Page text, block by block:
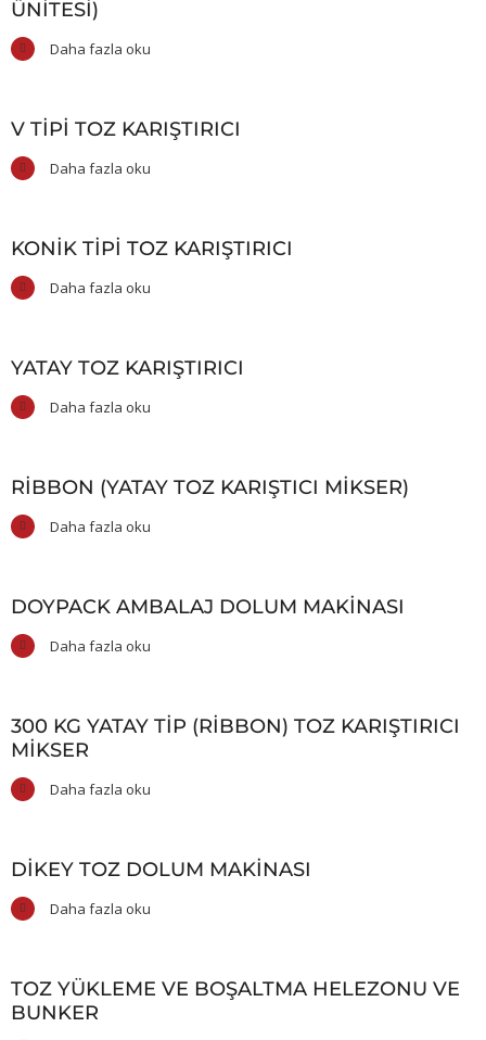
ÜNITESI)
Daha fazla oku
V TIPI TOZ KARIŞTIRICI
Daha fazla oku
KONIK TIPI TOZ KARIŞTIRICI
Daha fazla oku
YATAY TOZ KARIŞTIRICI
Daha fazla oku
RIBBON (YATAY TOZ KARIŞTICI MIKSER)
Daha fazla oku
DOYPACK AMBALAJ DOLUM MAKINASI
Daha fazla oku
300 KG YATAY TIP (RIBBON) TOZ KARIŞTIRICI
MIKSER
Daha fazla oku
DIKEY TOZ DOLUM MAKINASI
Daha fazla oku
TOZ YÜKLEME VE BOŞALTMA HELEZONU VE
BUNKER